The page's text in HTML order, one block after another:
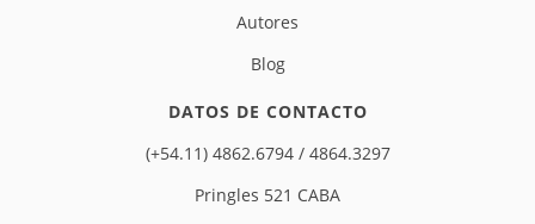
Autores
Blog
DATOS DE CONTACTO
(+54.11) 4862.6794 / 4864.3297
Pringles 521 CABA